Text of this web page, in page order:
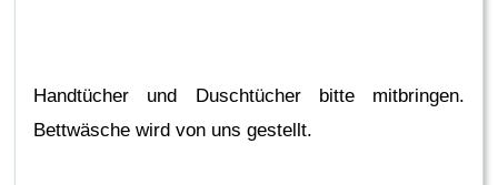
Handtücher und Duschtücher bitte mitbringen.
Bettwäsche wird von uns gestellt.